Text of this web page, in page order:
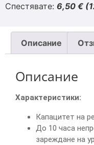
Спестявате: 6,50 €
Описание
Описание
Характеристики:
Капацитет на
До 10 часа
зареждане на